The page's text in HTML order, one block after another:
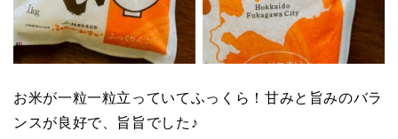
お米が一粒一粒立っていてふっくら！甘みと旨みのバラ
ンスが良好で、旨旨でした♪